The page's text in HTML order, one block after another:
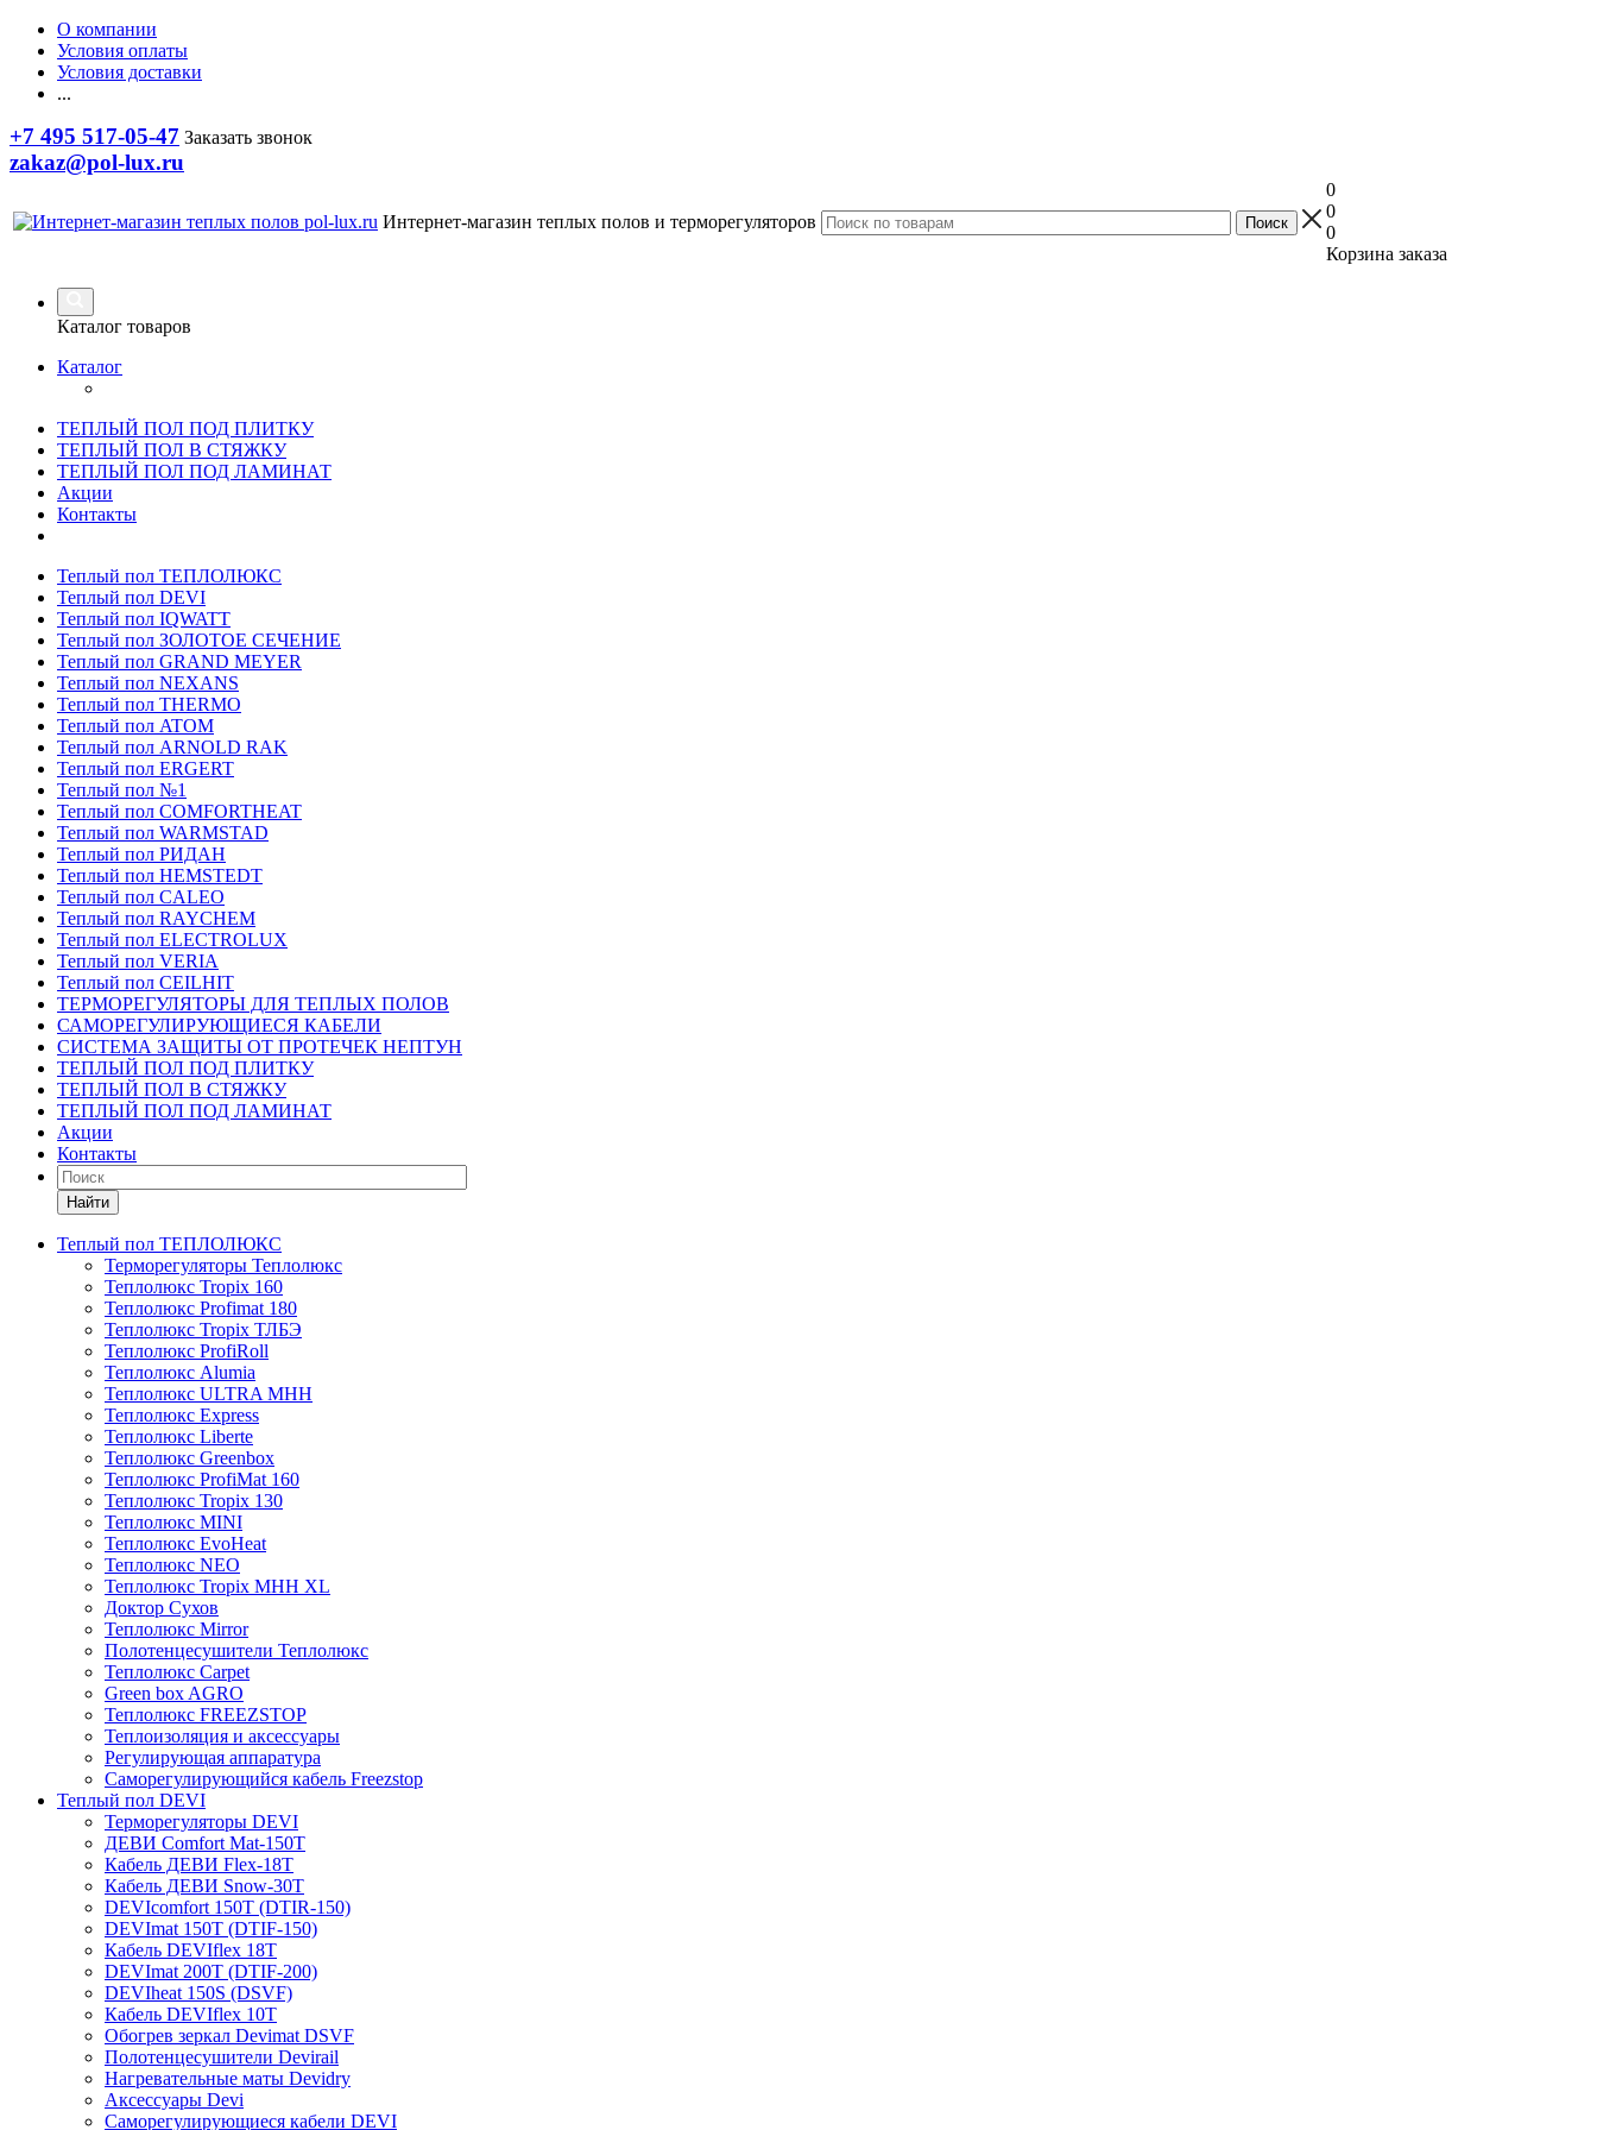
О компании
Условия оплаты
Условия доставки
...
+7 495 517-05-47 Заказать звонок
zakaz@pol-lux.ru
Интернет-магазин теплых полов и терморегуляторов
0
0
0
Корзина заказа
Каталог товаров
Каталог
ТЕПЛЫЙ ПОЛ ПОД ПЛИТКУ
ТЕПЛЫЙ ПОЛ В СТЯЖКУ
ТЕПЛЫЙ ПОЛ ПОД ЛАМИНАТ
Акции
Контакты
Теплый пол ТЕПЛОЛЮКС
Теплый пол DEVI
Теплый пол IQWATT
Теплый пол ЗОЛОТОЕ СЕЧЕНИЕ
Теплый пол GRAND MEYER
Теплый пол NEXANS
Теплый пол THERMO
Теплый пол ATOM
Теплый пол ARNOLD RAK
Теплый пол ERGERT
Теплый пол №1
Теплый пол COMFORTHEAT
Теплый пол WARMSTAD
Теплый пол РИДАН
Теплый пол HEMSTEDT
Теплый пол CALEO
Теплый пол RAYCHEM
Теплый пол ELECTROLUX
Теплый пол VERIA
Теплый пол CEILHIT
ТЕРМОРЕГУЛЯТОРЫ ДЛЯ ТЕПЛЫХ ПОЛОВ
САМОРЕГУЛИРУЮЩИЕСЯ КАБЕЛИ
СИСТЕМА ЗАЩИТЫ ОТ ПРОТЕЧЕК НЕПТУН
ТЕПЛЫЙ ПОЛ ПОД ПЛИТКУ
ТЕПЛЫЙ ПОЛ В СТЯЖКУ
ТЕПЛЫЙ ПОЛ ПОД ЛАМИНАТ
Акции
Контакты
Найти
Теплый пол ТЕПЛОЛЮКС
Терморегуляторы Теплолюкс
Теплолюкс Tropix 160
Теплолюкс Profimat 180
Теплолюкс Tropix ТЛБЭ
Теплолюкс ProfiRoll
Теплолюкс Alumia
Теплолюкс ULTRA МНН
Теплолюкс Express
Теплолюкс Liberte
Теплолюкс Greenbox
Теплолюкс ProfiMat 160
Теплолюкс Tropix 130
Теплолюкс MINI
Теплолюкс EvoHeat
Теплолюкс NEO
Теплолюкс Tropix МНН XL
Доктор Сухов
Теплолюкс Mirror
Полотенцесушители Теплолюкс
Теплолюкс Carpet
Green box AGRO
Теплолюкс FREEZSTOP
Теплоизоляция и аксессуары
Регулирующая аппаратура
Cаморегулирующийся кабель Freezstop
Теплый пол DEVI
Терморегуляторы DEVI
ДЕВИ Comfort Mat-150T
Кабель ДЕВИ Flex-18T
Кабель ДЕВИ Snow-30T
DEVIcomfort 150T (DTIR-150)
DEVImat 150T (DTIF-150)
Кабель DEVIflex 18T
DEVImat 200T (DTIF-200)
DEVIheat 150S (DSVF)
Кабель DEVIflex 10T
Обогрев зеркал Devimat DSVF
Полотенцесушители Devirail
Нагревательные маты Devidry
Аксессуары Devi
Саморегулирующиеся кабели DEVI